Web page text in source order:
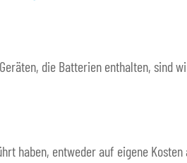
die Batterien enthalten, sind
haben, entweder auf eigene